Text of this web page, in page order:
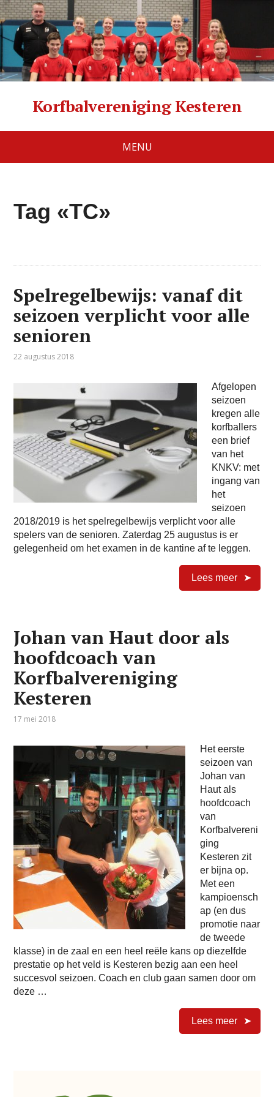
Korfbalvereniging Kesteren
MENU
Tag «TC»
Spelregelbewijs: vanaf dit
seizoen verplicht voor alle
senioren
22 augustus 2018
Afgelopen
seizoen
kregen alle
korfballers
een brief
van het
KNKV: met
ingang van
het
seizoen
2018/2019 is het spelregelbewijs verplicht voor alle
spelers van de senioren. Zaterdag 25 augustus is er
gelegenheid om het examen in de kantine af te leggen.
Lees meer
Johan van Haut door als
hoofdcoach van
Korfbalvereniging
Kesteren
17 mei 2018
Het eerste
seizoen van
Johan van
Haut als
hoofdcoach
van
Korfbalvereni
ging
Kesteren zit
er bijna op.
Met een
kampioensch
ap (en dus
promotie naar
de tweede
klasse) in de zaal en een heel reële kans op diezelfde
prestatie op het veld is Kesteren bezig aan een heel
succesvol seizoen. Coach en club gaan samen door om
deze …
Lees meer